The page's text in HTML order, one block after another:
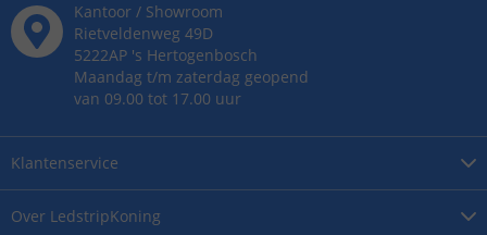
Over LedstripKoning
Klantenservice
Kantoor / Showroom
Rietveldenweg 49D
5222AP 's Hertogenbosch
Maandag t/m zaterdag geopend
van 09.00 tot 17.00 uur